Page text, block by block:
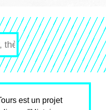
et XIXe siècle
est un projet